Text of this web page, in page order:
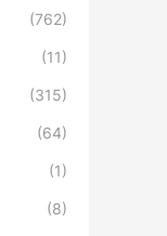
(762)
(11)
(315)
(64)
(1)
(8)